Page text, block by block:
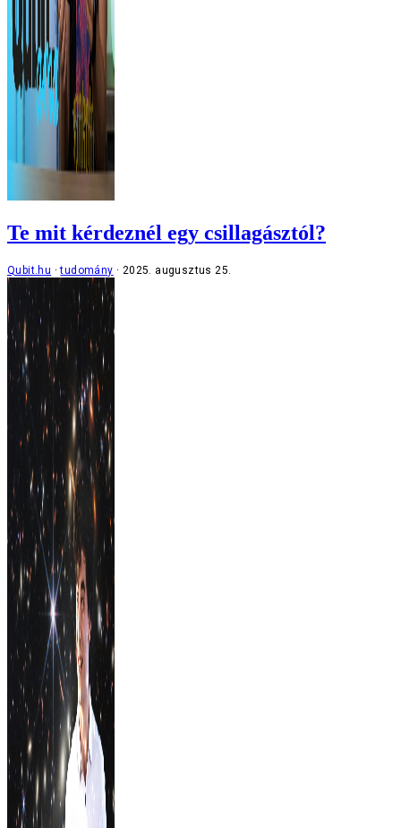
Te mit kérdeznél egy csillagásztól?
Qubit.hu tudomány 2025. augusztus 25.